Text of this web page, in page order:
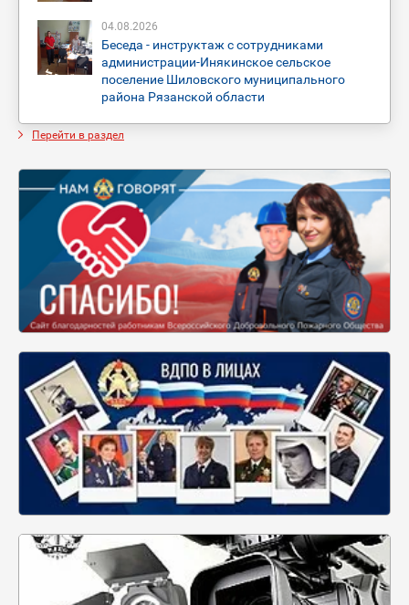
04.08.2026
Беседа - инструктаж с сотрудниками
администрации-Инякинское сельское
поселение Шиловского муниципального
района Рязанской области
Перейти в раздел